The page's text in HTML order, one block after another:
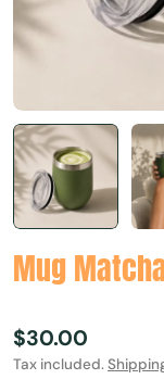
Mug
Regular
price
$30.00
Tax included.